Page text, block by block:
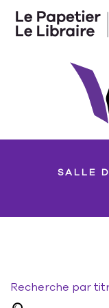
SALLE
Recherche par